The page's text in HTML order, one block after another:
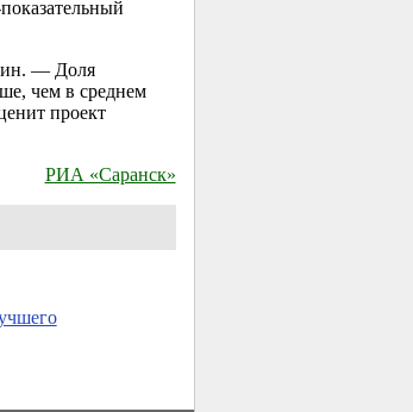
— Доля
чем в среднем
проект
РИА «Саранск»